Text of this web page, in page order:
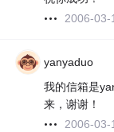
2006-03-
yanyaduo
我的信箱是
来，谢谢！
2006-03-